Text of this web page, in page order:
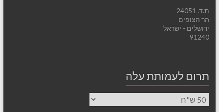
ת.ד. 24051
הר הצופים
ירושלים - ישראל
91240
תרום לעמותת עלה